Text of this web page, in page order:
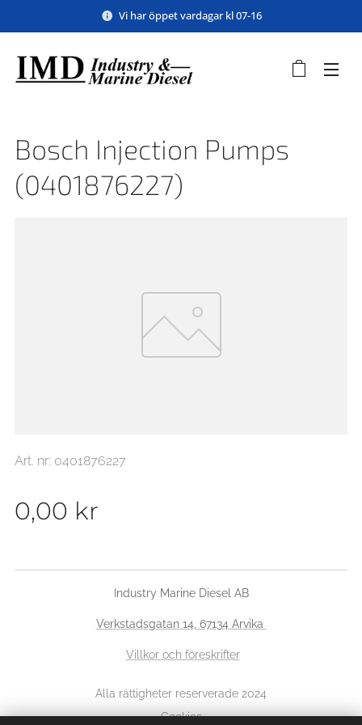
Vi har öppet vardagar kl 07-16
Bosch Injection Pumps
(0401876227)
Art. nr: 0401876227
0,00 kr
Industry Marine Diesel AB
Verkstadsgatan 14, 67134 Arvika
Villkor och föreskrifter
Alla rättigheter reserverade 2024
Cookies